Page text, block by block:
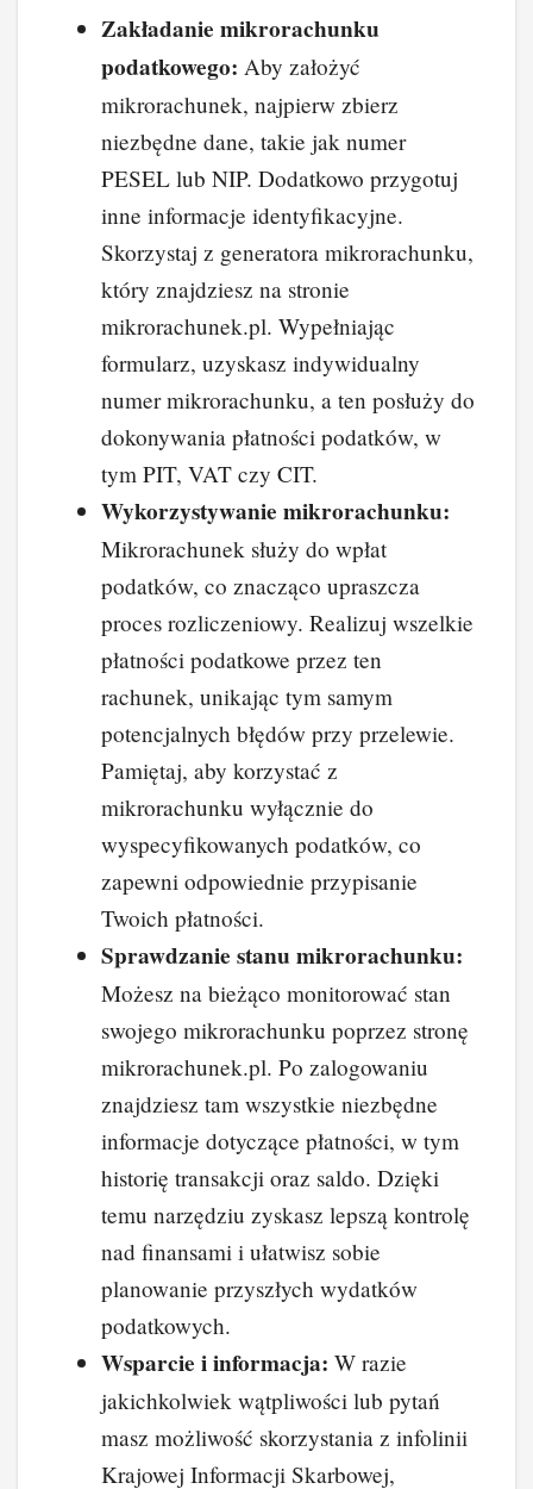
Zakładanie mikrorachunku
podatkowego: Aby założyć
mikrorachunek, najpierw zbierz
niezbędne dane, takie jak numer
PESEL lub NIP. Dodatkowo przygotuj
inne informacje identyfikacyjne.
Skorzystaj z generatora mikrorachunku,
który znajdziesz na stronie
mikrorachunek.pl. Wypełniając
formularz, uzyskasz indywidualny
numer mikrorachunku, a ten posłuży do
dokonywania płatności podatków, w
tym PIT, VAT czy CIT.
Wykorzystywanie mikrorachunku:
Mikrorachunek służy do wpłat
podatków, co znacząco upraszcza
proces rozliczeniowy. Realizuj wszelkie
płatności podatkowe przez ten
rachunek, unikając tym samym
potencjalnych błędów przy przelewie.
Pamiętaj, aby korzystać z
mikrorachunku wyłącznie do
wyspecyfikowanych podatków, co
zapewni odpowiednie przypisanie
Twoich płatności.
Sprawdzanie stanu mikrorachunku:
Możesz na bieżąco monitorować stan
swojego mikrorachunku poprzez stronę
mikrorachunek.pl. Po zalogowaniu
znajdziesz tam wszystkie niezbędne
informacje dotyczące płatności, w tym
historię transakcji oraz saldo. Dzięki
temu narzędziu zyskasz lepszą kontrolę
nad finansami i ułatwisz sobie
planowanie przyszłych wydatków
podatkowych.
Wsparcie i informacja: W razie
jakichkolwiek wątpliwości lub pytań
masz możliwość skorzystania z infolinii
Krajowej Informacji Skarbowej,